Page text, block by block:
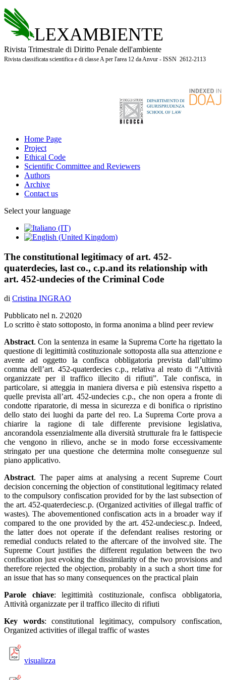
LEXAMBIENTE
Rivista Trimestrale di Diritto Penale dell'ambiente
Rivista classificata scientifica e di classe A per l'area 12 da Anvur - ISSN 2612-2113
Home Page
Project
Ethical Code
Scientific Committee and Reviewers
Authors
Archive
Contact us
Select your language
The constitutional legitimacy of art. 452-
quaterdecies, last co., c.p.and its relationship with
art. 452-undecies of the Criminal Code
di Cristina INGRAO
Pubblicato nel n. 2\2020
Lo scritto è stato sottoposto, in forma anonima a blind peer review
Abstract. Con la sentenza in esame la Suprema Corte ha rigettato la
questione di legittimità costituzionale sottoposta alla sua attenzione e
avente ad oggetto la confisca obbligatoria prevista dall’ultimo
comma dell’art. 452-quaterdecies c.p., relativa al reato di “Attività
organizzate per il traffico illecito di rifiuti”. Tale confisca, in
particolare, si atteggia in maniera diversa e più estensiva rispetto a
quelle prevista all’art. 452-undecies c.p., che non opera a fronte di
condotte riparatorie, di messa in sicurezza e di bonifica o ripristino
dello stato dei luoghi da parte del reo. La Suprema Corte prova a
chiarire la ragione di tale differente previsione legislativa,
ancorandola essenzialmente alla diversità strutturale fra le fattispecie
che vengono in rilievo, anche se in modo forse eccessivamente
stringato per una questione che determina molte conseguenze sul
piano applicativo.
Abstract. The paper aims at analysing a recent Supreme Court
decision concerning the objection of constitutional legitimacy related
to the compulsory confiscation provided for by the last subsection of
the art. 452-quaterdeciesc.p. (Organized activities of illegal traffic of
wastes). The abovementioned confiscation acts in a broader way if
compared to the one provided by the art. 452-undeciesc.p. Indeed,
the latter does not operate if the defendant realises restoring or
remedial conducts related to the aftercare of the involved site. The
Supreme Court justifies the different regulation between the two
confiscation just evoking the dissimilarity of the two provisions and
therefore rejected the objection, probably in a such a short time for
an issue that has so many consequences on the practical plain
Parole chiave: legittimità costituzionale, confisca obbligatoria,
Attività organizzate per il traffico illecito di rifiuti
Key words: constitutional legitimacy, compulsory confiscation,
Organized activities of illegal traffic of wastes
visualizza